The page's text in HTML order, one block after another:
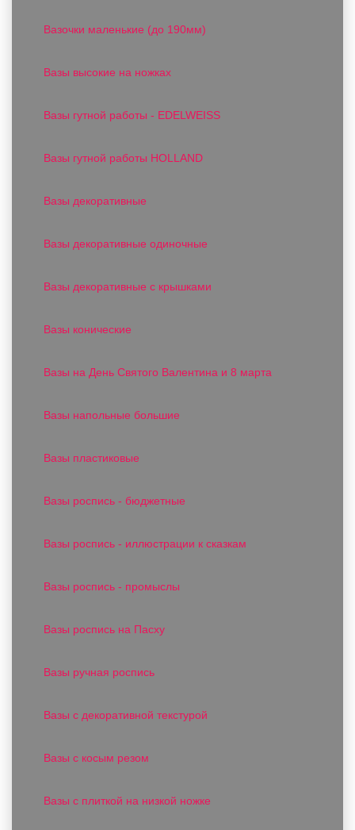
Вазочки маленькие (до 190мм)
Вазы высокие на ножках
Вазы гутной работы - EDELWEISS
Вазы гутной работы HOLLAND
Вазы декоративные
Вазы декоративные одиночные
Вазы декоративные с крышками
Вазы конические
Вазы на День Святого Валентина и 8 марта
Вазы напольные большие
Вазы пластиковые
Вазы роспись - бюджетные
Вазы роспись - иллюстрации к сказкам
Вазы роспись - промыслы
Вазы роспись на Пасху
Вазы ручная роспись
Вазы с декоративной текстурой
Вазы с косым резом
Вазы с плиткой на низкой ножке